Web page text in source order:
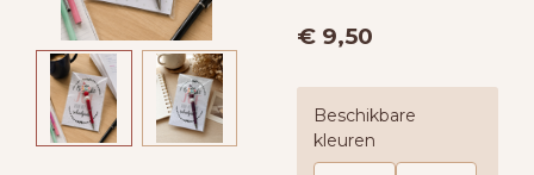
€ 9,50
Beschikbare
kleuren